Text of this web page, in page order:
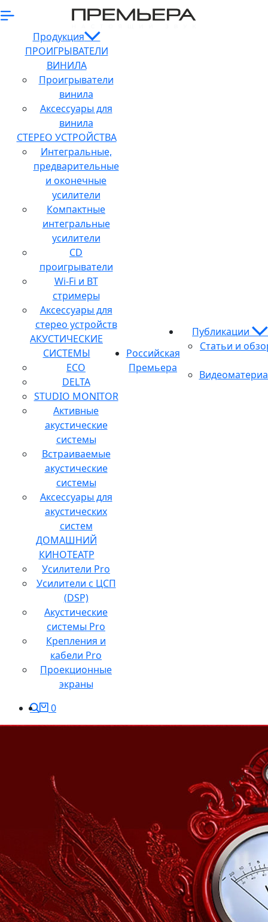
Продукция
ПРОИГРЫВАТЕЛИ
ВИНИЛА
Проигрыватели
винила
Аксессуары для
винила
СТЕРЕО УСТРОЙСТВА
Интегральные,
предварительные
и оконечные
усилители
Компактные
интегральные
усилители
CD
проигрыватели
Wi-Fi и BT
стримеры
Аксессуары для
стерео устройств
АКУСТИЧЕСКИЕ
СИСТЕМЫ
ECO
DELTA
STUDIO MONITOR
Активные
акустические
системы
Встраиваемые
акустические
системы
Аксессуары для
акустических
систем
ДОМАШНИЙ
КИНОТЕАТР
Усилители Pro
Усилители с ЦСП
(DSP)
Акустические
системы Pro
Крепления и
кабели Pro
Проекционные
экраны
Российская
Премьера
Публикации
Статьи и
0